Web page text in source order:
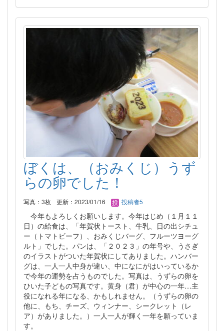
ぼくは、（おみくじ）うず
らの卵でした！
写真：3枚 更新：2023/01/16 投稿者5
今年もよろしくお願いします。今年はじめ（１月１１
日）の給食は、「年賀状トースト、牛乳、日の出シチュ
ー（トマトビーフ）、おみくじバーグ、フルーツヨーグ
ルト」でした。パンは、「２０２３」の年号や、うさぎ
のイラストがついた年賀状にしてありました。ハンバー
グは、一人一人中身が違い、中になにがはいっているか
で今年の運勢を占うものでした。写真は、うずらの卵を
ひいた子どもの写真です。黄身（君）が中心の一年…主
役になれる年になる、かもしれません。（うずらの卵の
他に、もち、チーズ、ウィンナー、シークレット（レ
ア）がありました。）一人一人が輝く一年を願っていま
す。